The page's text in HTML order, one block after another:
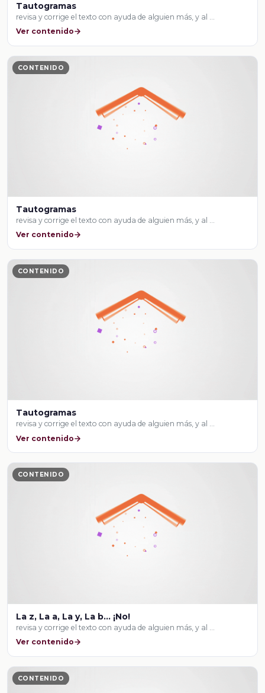
Tautogramas
revisa y corrige el texto con ayuda de alguien más, y al …
Ver contenido
CONTENIDO
Tautogramas
revisa y corrige el texto con ayuda de alguien más, y al …
Ver contenido
CONTENIDO
Tautogramas
revisa y corrige el texto con ayuda de alguien más, y al …
Ver contenido
CONTENIDO
La z, La a, La y, La b... ¡No!
revisa y corrige el texto con ayuda de alguien más, y al …
Ver contenido
CONTENIDO